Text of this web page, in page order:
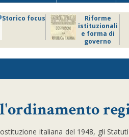
Storico focus
Riforme
istituzionali
e forma di
governo
italiana del 1948, gli